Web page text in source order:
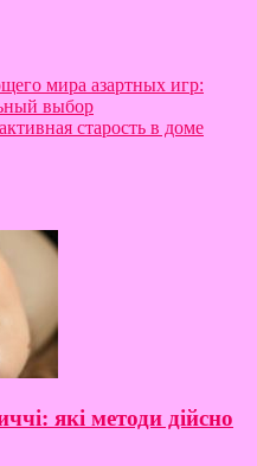
мира азартных игр:
выбор
старость в доме
які методи дійсно